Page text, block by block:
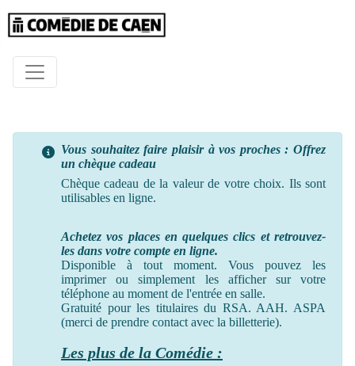
Vous souhaitez faire plaisir à vos proches : Offrez
un chèque cadeau
Chèque cadeau de la valeur de votre choix. Ils sont
utilisables en ligne.
Achetez vos places en quelques clics et retrouvez-
les dans votre compte en ligne.
Disponible à tout moment. Vous pouvez les
imprimer ou simplement les afficher sur votre
téléphone au moment de l'entrée en salle.
Gratuité pour les titulaires du RSA. AAH. ASPA
(merci de prendre contact avec la billetterie).
Les plus de la Comédie :